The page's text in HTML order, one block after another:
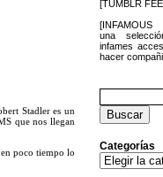
Stadleres un
que nos llegan
poco tiempo lo
[TUMBLR
[INFAMOUS
una
infames
hacer
Buscar:
Categorías
Categorías